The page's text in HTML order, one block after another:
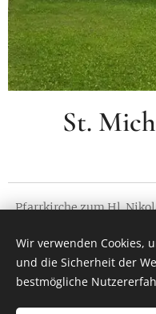
St.
Pfarrkirche zum Hl.
Tutti i
Unterstützt
Wir verwenden Cookies,
und die Sicherheit der
bestmögliche